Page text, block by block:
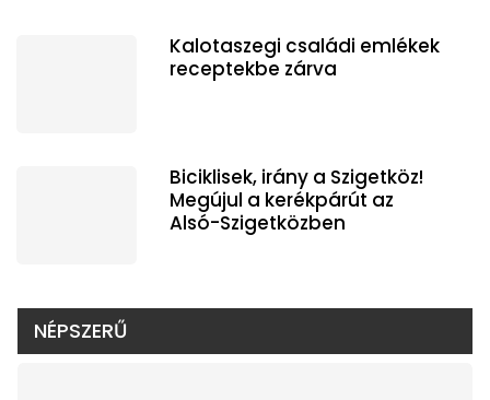
Kalotaszegi családi emlékek
receptekbe zárva
Biciklisek, irány a Szigetköz!
Megújul a kerékpárút az
Alsó-Szigetközben
NÉPSZERŰ